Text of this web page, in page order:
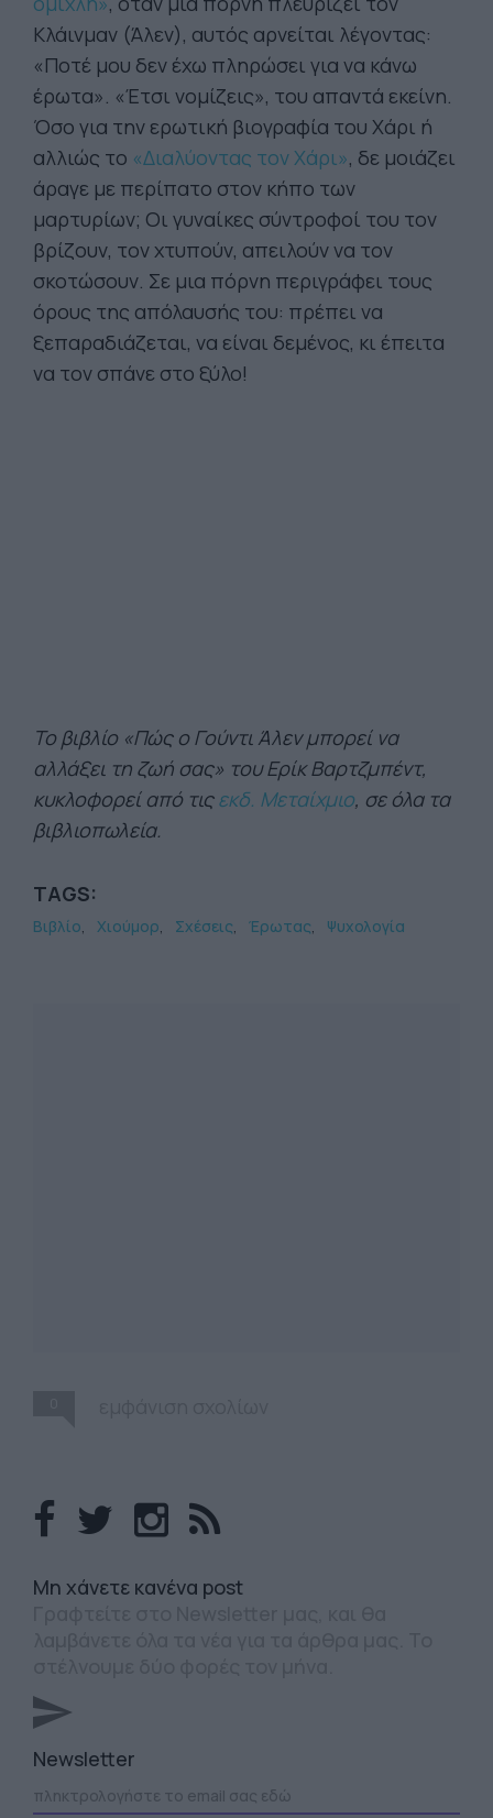
Κλάινμαν (Άλεν), αυτός αρνείται λέγοντας:
«Ποτέ μου δεν έχω πληρώσει για να κάνω
έρωτα». «Έτσι νομίζεις», του απαντά εκείνη.
Όσο για την ερωτική βιογραφία του Χάρι ή
αλλιώς το «Διαλύοντας τον Χάρι», δε μοιάζει
άραγε με περίπατο στον κήπο των
μαρτυρίων; Οι γυναίκες σύντροφοί του τον
βρίζουν, τον χτυπούν, απειλούν να τον
σκοτώσουν. Σε μια πόρνη περιγράφει τους
όρους της απόλαυσής του: πρέπει να
ξεπαραδιάζεται, να είναι δεμένος, κι έπειτα
να τον σπάνε στο ξύλο!
Το βιβλίο «Πώς ο Γούντι Άλεν μπορεί να
αλλάξει τη ζωή σας» του Ερίκ Βαρτζμπέντ,
κυκλοφορεί από τιςεκδ. Μεταίχμιο, σε όλα τα
βιβλιοπωλεία.
TAGS:
Βιβλίο Χιούμορ Σχέσεις Έρωτας Ψυχολογία
Mη χάνετε κανένα post
Newsletter